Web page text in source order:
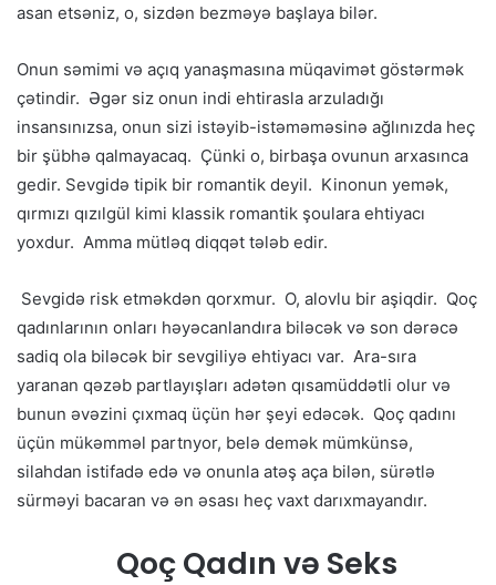
asan etsəniz, o, sizdən bezməyə başlaya bilər.
Onun səmimi və açıq yanaşmasına müqavimət göstərmək
çətindir. Əgər siz onun indi ehtirasla arzuladığı
insansınızsa, onun sizi istəyib-istəməməsinə ağlınızda heç
bir şübhə qalmayacaq. Çünki o, birbaşa ovunun arxasınca
gedir. Sevgidə tipik bir romantik deyil. Kinonun yemək,
qırmızı qızılgül kimi klassik romantik şoulara ehtiyacı
yoxdur. Amma mütləq diqqət tələb edir.
Sevgidə risk etməkdən qorxmur. O, alovlu bir aşiqdir. Qoç
qadınlarının onları həyəcanlandıra biləcək və son dərəcə
sadiq ola biləcək bir sevgiliyə ehtiyacı var. Ara-sıra
yaranan qəzəb partlayışları adətən qısamüddətli olur və
bunun əvəzini çıxmaq üçün hər şeyi edəcək. Qoç qadını
üçün mükəmməl partnyor, belə demək mümkünsə,
silahdan istifadə edə və onunla atəş aça bilən, sürətlə
sürməyi bacaran və ən əsası heç vaxt darıxmayandır.
Qoç Qadın və Seks